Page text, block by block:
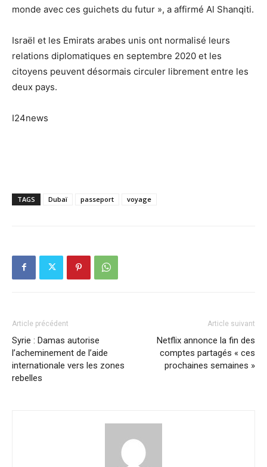
monde avec ces guichets du futur », a affirmé Al Shanqiti.
Israël et les Emirats arabes unis ont normalisé leurs
relations diplomatiques en septembre 2020 et les
citoyens peuvent désormais circuler librement entre les
deux pays.
I24news
TAGS Dubaï passeport voyage
Article précédent
Syrie : Damas autorise
l’acheminement de l’aide
internationale vers les zones
rebelles
Article suivant
Netflix annonce la fin des
comptes partagés « ces
prochaines semaines »